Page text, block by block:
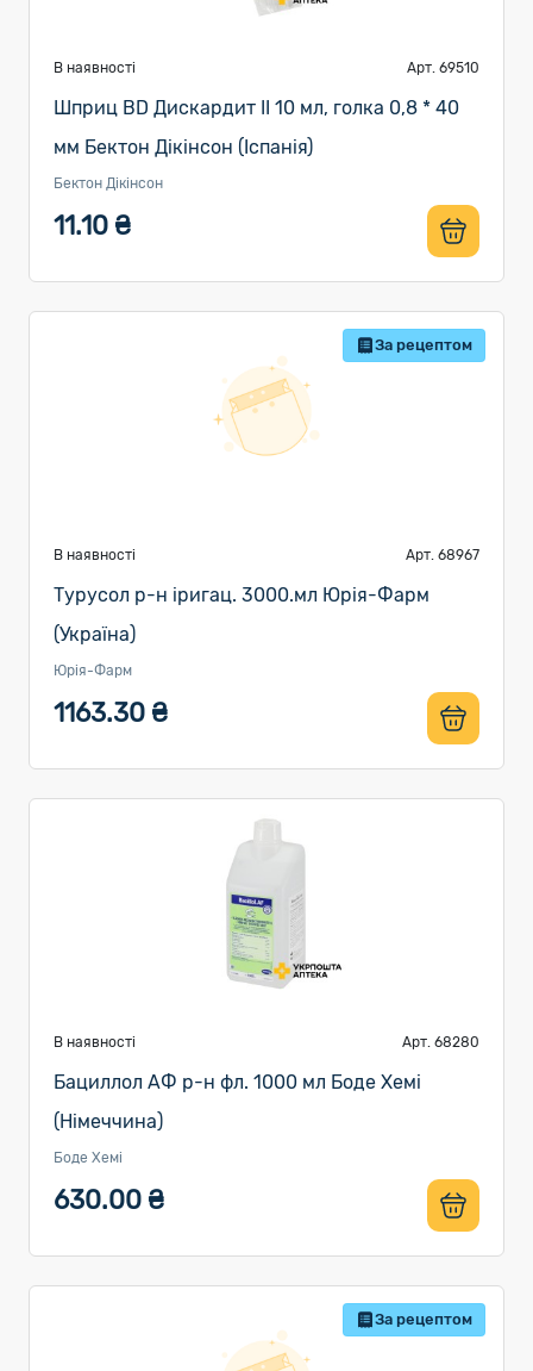
В наявності Арт. 69510
Шприц BD Дискардит II 10 мл, голка 0,8 * 40
мм Бектон Дікінсон (Іспанія)
Бектон Дікінсон
11.10 ₴
За рецептом
В наявності Арт. 68967
Турусол р-н іригац. 3000.мл Юрія-Фарм
(Україна)
Юрія-Фарм
1163.30 ₴
В наявності Арт. 68280
Бациллол АФ р-н фл. 1000 мл Боде Хемі
(Німеччина)
Боде Хемі
630.00 ₴
За рецептом